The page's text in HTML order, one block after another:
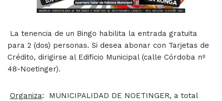
La tenencia de un Bingo habilita la entrada gratuita
para 2 (dos) personas. Si desea abonar con Tarjetas de
Crédito, dirigirse al Edificio Municipal (calle Córdoba nº
48-Noetinger).
Organiza: MUNICIPALIDAD DE NOETINGER, a total